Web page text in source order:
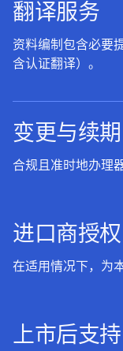
翻译服务
资料编制包含必要
含认证翻译）。
变更与续期
合规且准时地办理
进口商授权
在适用情况下，为
上市后支持